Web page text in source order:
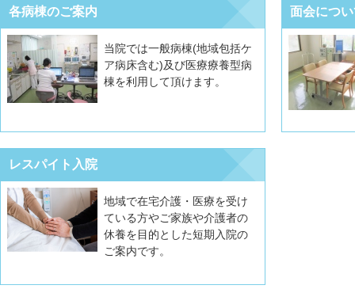
各病棟のご案内
当院では一般病棟(地域包括ケ
ア病床含む)及び医療療養型病
棟を利用して頂けます。
面会につ
レスパイト入院
地域で在宅介護・医療を受け
ている方やご家族や介護者の
休養を目的とした短期入院の
ご案内です。